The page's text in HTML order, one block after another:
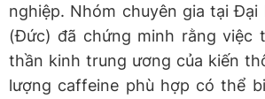
nghiệp. Nhóm chuyên gia tại Đại
(Đức) đã chứng minh rằng việc
thần kinh trung ương của kiến
lượng caffeine phù hợp có thể